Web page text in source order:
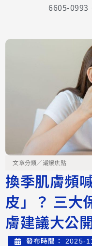
6605-0993
文章分類／潮爆焦點
換季肌膚頻
皮」？ 三大
膚建議大公
發布時間： 2025-